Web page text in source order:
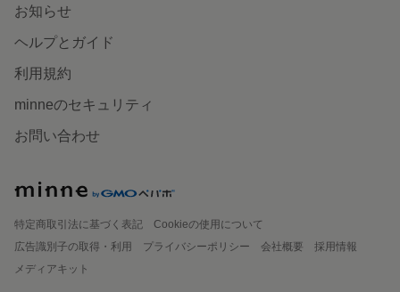
お知らせ
ヘルプとガイド
利用規約
minneのセキュリティ
お問い合わせ
特定商取引法に基づく表記
Cookieの使用について
広告識別子の取得・利用
プライバシーポリシー 会社概要
採用情報
メディアキット